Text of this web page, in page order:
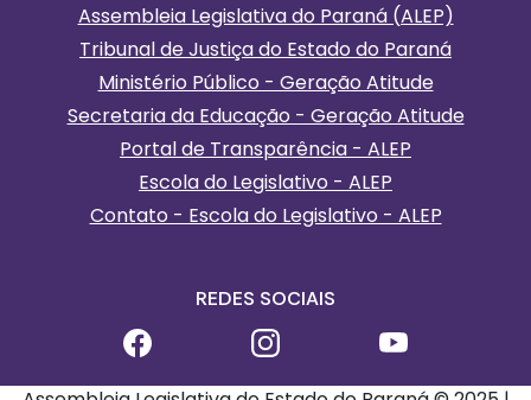
Assembleia Legislativa do Paraná (ALEP)
Tribunal de Justiça do Estado do Paraná
Ministério Público - Geração Atitude
Secretaria da Educação - Geração Atitude
Portal de Transparência - ALEP
Escola do Legislativo - ALEP
Contato - Escola do Legislativo - ALEP
REDES SOCIAIS